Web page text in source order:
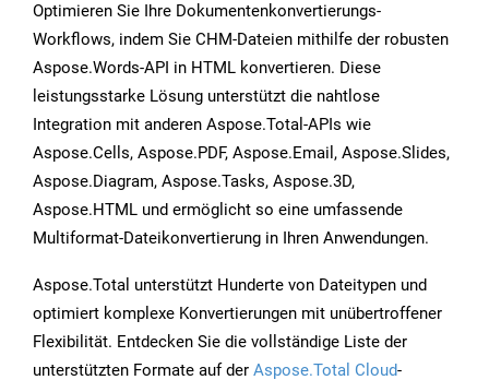
Optimieren Sie Ihre Dokumentenkonvertierungs-
Workflows, indem Sie CHM-Dateien mithilfe der robusten
Aspose.Words-API in HTML konvertieren. Diese
leistungsstarke Lösung unterstützt die nahtlose
Integration mit anderen Aspose.Total-APIs wie
Aspose.Cells, Aspose.PDF, Aspose.Email, Aspose.Slides,
Aspose.Diagram, Aspose.Tasks, Aspose.3D,
Aspose.HTML und ermöglicht so eine umfassende
Multiformat-Dateikonvertierung in Ihren Anwendungen.
Aspose.Total unterstützt Hunderte von Dateitypen und
optimiert komplexe Konvertierungen mit unübertroffener
Flexibilität. Entdecken Sie die vollständige Liste der
unterstützten Formate auf der Aspose.Total Cloud-